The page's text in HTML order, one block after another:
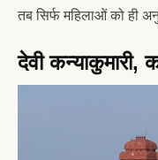
तब सिर्फ महिलाओं को ही
देवी कन्याकुमारी,